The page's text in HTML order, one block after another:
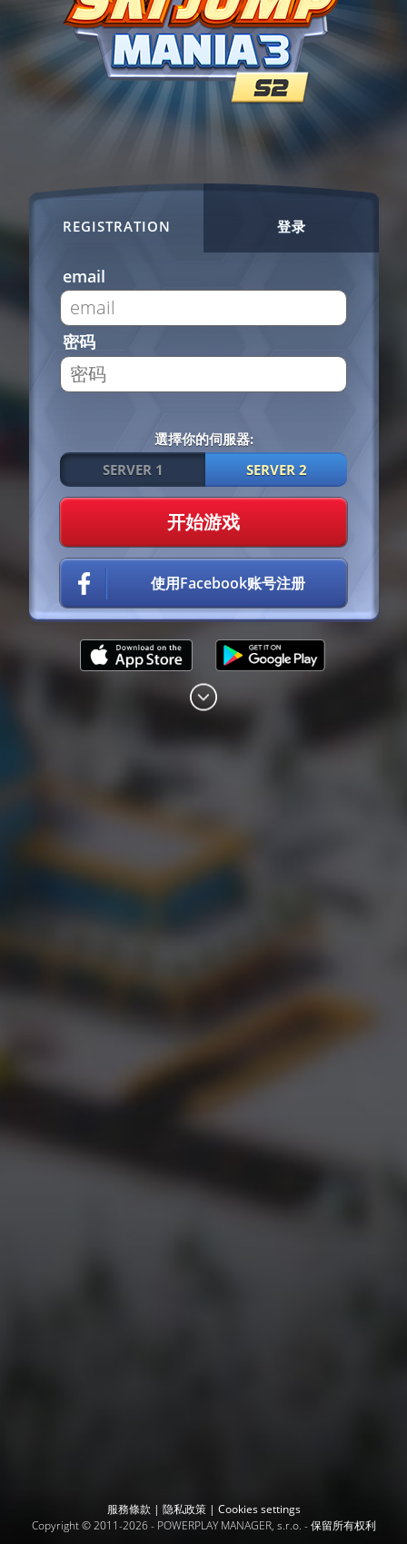
REGISTRATION 登录
email
密码
選擇你的伺服器:
SERVER 1
SERVER 2
开始游戏
使用Facebook账号注册
服務條款 | 隐私政策 | Cookies settings
Copyright © 2011-2026 - POWERPLAY MANAGER, s.r.o. - 保留所有权利